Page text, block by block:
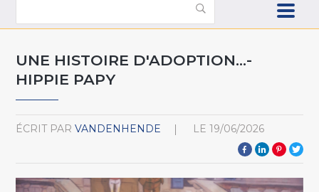
UNE HISTOIRE D'ADOPTION...-
HIPPIE PAPY
ÉCRIT PAR VANDENHENDE LE 19/06/2026